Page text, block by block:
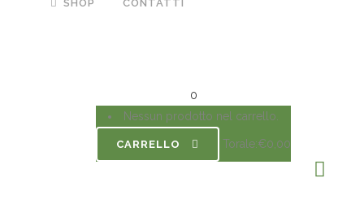
SHOP CONTATTI
0
Nessun prodotto nel carrello.
CARRELLO Torale:€0,00